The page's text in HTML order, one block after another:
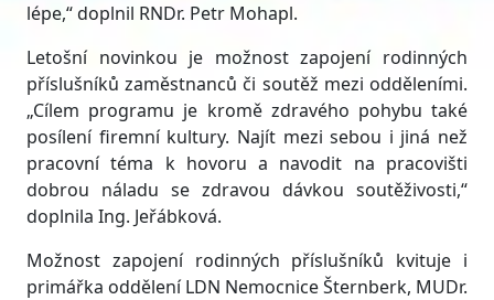
lépe,“ doplnil RNDr. Petr Mohapl.
Letošní novinkou je možnost zapojení rodinných
příslušníků zaměstnanců či soutěž mezi odděleními.
„Cílem programu je kromě zdravého pohybu také
posílení firemní kultury. Najít mezi sebou i jiná než
pracovní téma k hovoru a navodit na pracovišti
dobrou náladu se zdravou dávkou soutěživosti,“
doplnila Ing. Jeřábková.
Možnost zapojení rodinných příslušníků kvituje i
primářka oddělení LDN Nemocnice Šternberk, MUDr.